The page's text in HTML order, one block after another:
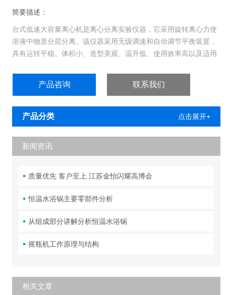
简要描述：
台式低速大容量离心机是离心分离实验仪器，它采用旋转离心力使
溶液中物质分层分离。该仪器采用无级调速和自动调节平衡装置，
具有运转平稳、体积小、造型美观、温升低、使用效率高以及适用
学实验室对血清、血浆、免疫等作定性分析实验。
产品咨询 联系我们
产品分类 点击展开+
新闻资讯
质量优先 客户至上 江苏金怡闪耀高博会
恒温水浴锅主要零部件分析
从组成部分讲解分析恒温水浴锅
摇瓶机工作原理与结构
相关文章